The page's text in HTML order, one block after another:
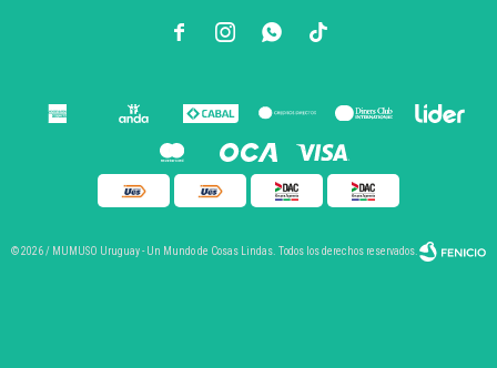
  
© 2026 / MUMUSO Uruguay - Un Mundo de Cosas Lindas. Todos los derechos reservados.